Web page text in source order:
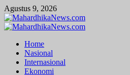
Skip
to
content
Agustus 9, 2026
Primary
Home
Nasional
Internasional
Ekonomi